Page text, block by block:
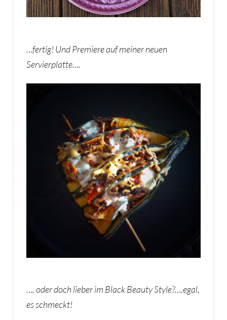
…fertig! Und Premiere auf meiner neuen
Servierplatte….
…. oder doch lieber im Black Beauty Style?….egal,
es schmeckt!